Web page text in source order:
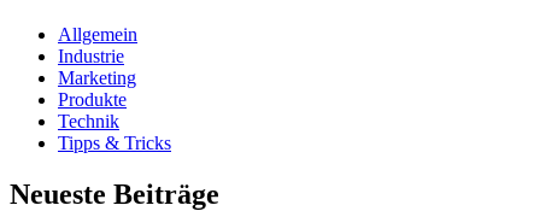
Allgemein
Industrie
Marketing
Produkte
Technik
Tipps & Tricks
Neueste Beiträge